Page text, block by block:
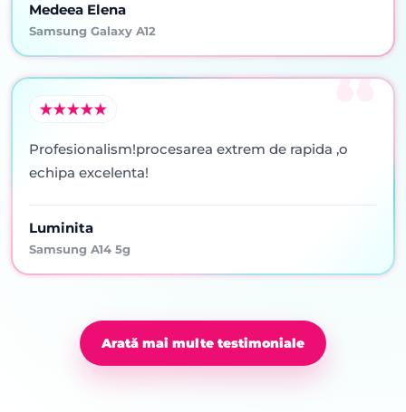
Medeea Elena
Samsung Galaxy A12
Profesionalism!procesarea extrem de rapida ,o
echipa excelenta!
Luminita
Samsung A14 5g
Arată mai multe testimoniale